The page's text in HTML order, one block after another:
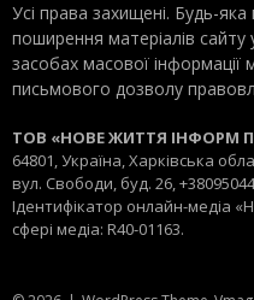
Усі права захищені. Будь-
поширення матеріалів
засобах масової
письмового дозволу
ТОВ «НОВЕ ЖИТТЯ ІНФОРМ
64801, Україна, Харківська
вул. Свободи, буд. 26,
Ідентифікатор онлайн-медіа
сфері медіа: R40-01163.